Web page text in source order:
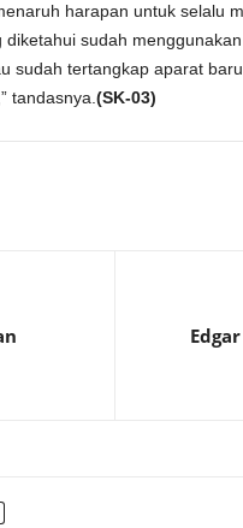
harapan untuk selalu
sudah
sudah tertangkap aparat
tandasnya. (SK-03)